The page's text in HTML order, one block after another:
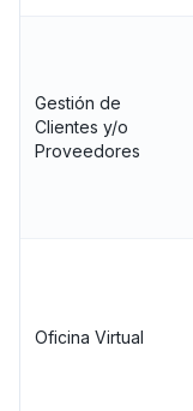
Gestión de
Clientes y/o
Proveedores
Oficina Virtual